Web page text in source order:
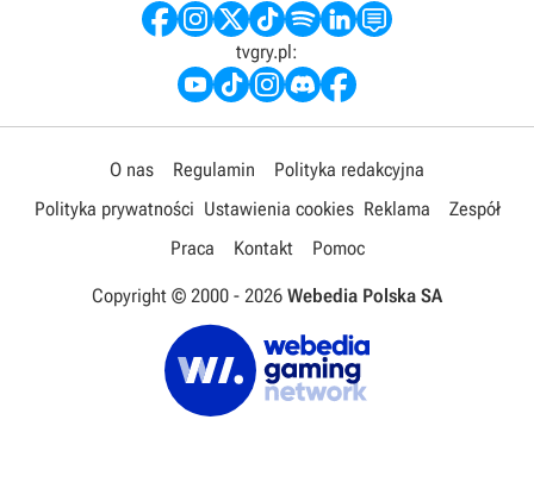
tvgry.pl:
O nas Regulamin
Polityka redakcyjna
Polityka prywatności Ustawienia cookies Reklama
Zespół
Praca
Kontakt Pomoc
Copyright © 2000 - 2026 Webedia Polska SA